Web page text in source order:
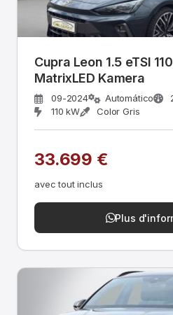
Cupra Leon 1.5 eTSI
MatrixLED Kamera
09-2024 Automático
110 kW
Color Gris
33.699 €
avec tout inclus
Plus